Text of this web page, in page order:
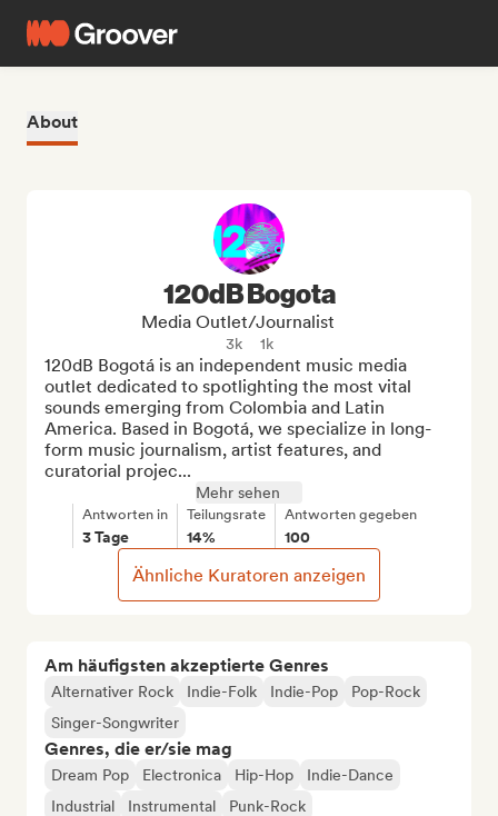
About
Am häufigsten akzeptierte Genres
Alternativer Rock Indie-Folk Indie-Pop
Pop-Rock
Singer-Songwriter
Genres, die er/sie mag
Dream Pop Electronica Hip-Hop
Indie-Dance
Industrial
Instrumental Punk-Rock
120dB Bogota
Media Outlet/Journalist
3k 1k
120dB Bogotá is an independent music media
outlet dedicated to spotlighting the most vital
sounds emerging from Colombia and Latin
America. Based in Bogotá, we specialize in long-
form music journalism, artist features, and
curatorial projec...
Mehr sehen
Antworten in
3 Tage
Teilungsrate
14%
Antworten gegeben
100
Ähnliche Kuratoren anzeigen